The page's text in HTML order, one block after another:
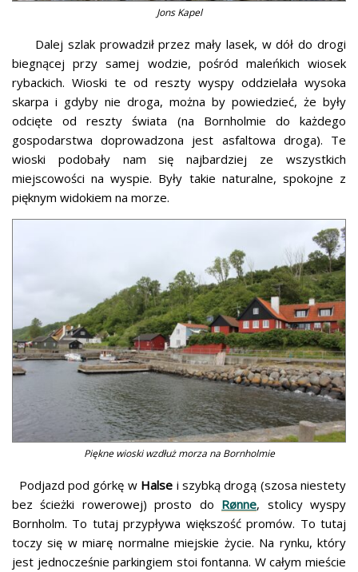
Jons Kapel
Dalej szlak prowadził przez mały lasek, w dół do drogi
biegnącej przy samej wodzie, pośród maleńkich wiosek
rybackich. Wioski te od reszty wyspy oddzielała wysoka
skarpa i gdyby nie droga, można by powiedzieć, że były
odcięte od reszty świata (na Bornholmie do każdego
gospodarstwa doprowadzona jest asfaltowa droga). Te
wioski podobały nam się najbardziej ze wszystkich
miejscowości na wyspie. Były takie naturalne, spokojne z
pięknym widokiem na morze.
Piękne wioski wzdłuż morza na Bornholmie
Podjazd pod górkę w Halse i szybką drogą (szosa niestety
bez ścieżki rowerowej) prosto do Rønne, stolicy wyspy
Bornholm. To tutaj przypływa większość promów. To tutaj
toczy się w miarę normalne miejskie życie. Na rynku, który
jest jednocześnie parkingiem stoi fontanna. W całym mieście